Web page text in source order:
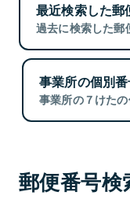
最近検索した郵
過去に検索した郵
事業所の個別
事業所の７けたの
郵便番号